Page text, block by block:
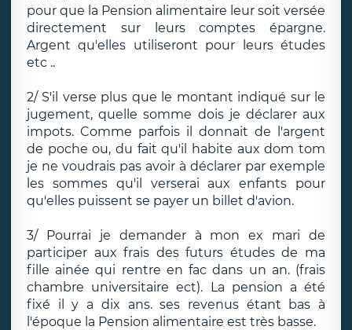
pour que la Pension alimentaire leur soit versée
directement sur leurs comptes épargne.
Argent qu'elles utiliseront pour leurs études
etc ..
2/ S'il verse plus que le montant indiqué sur le
jugement, quelle somme dois je déclarer aux
impots. Comme parfois il donnait de l'argent
de poche ou, du fait qu'il habite aux dom tom
je ne voudrais pas avoir à déclarer par exemple
les sommes qu'il verserai aux enfants pour
qu'elles puissent se payer un billet d'avion.
3/ Pourrai je demander à mon ex mari de
participer aux frais des futurs études de ma
fille ainée qui rentre en fac dans un an. (frais
chambre universitaire ect). La pension a été
fixé il y a dix ans. ses revenus étant bas à
l'époque la Pension alimentaire est très basse.